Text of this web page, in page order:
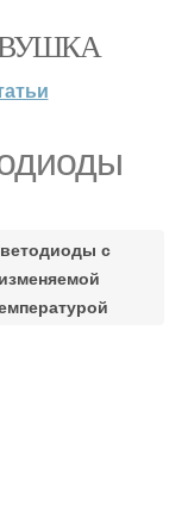
с
изменяемой